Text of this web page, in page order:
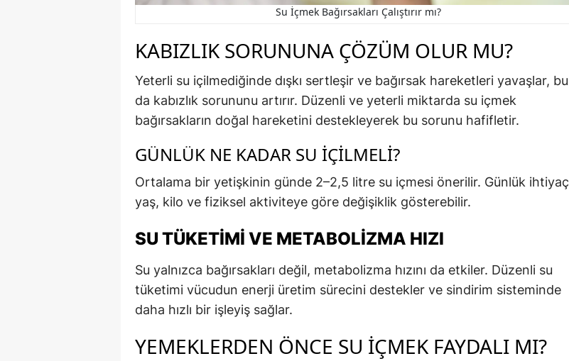
Su İçmek Bağırsakları Çalıştırır mı?
KABIZLIK SORUNUNA ÇÖZÜM OLUR MU?
Yeterli su içilmediğinde dışkı sertleşir ve bağırsak hareketleri yavaşlar, bu
da kabızlık sorununu artırır. Düzenli ve yeterli miktarda su içmek
bağırsakların doğal hareketini destekleyerek bu sorunu hafifletir.
GÜNLÜK NE KADAR SU İÇILMELI?
Ortalama bir yetişkinin günde 2–2,5 litre su içmesi önerilir. Günlük ihtiyaç
yaş, kilo ve fiziksel aktiviteye göre değişiklik gösterebilir.
SU TÜKETIMI VE METABOLIZMA HIZI
Su yalnızca bağırsakları değil, metabolizma hızını da etkiler. Düzenli su
tüketimi vücudun enerji üretim sürecini destekler ve sindirim sisteminde
daha hızlı bir işleyiş sağlar.
YEMEKLERDEN ÖNCE SU İÇMEK FAYDALI MI?